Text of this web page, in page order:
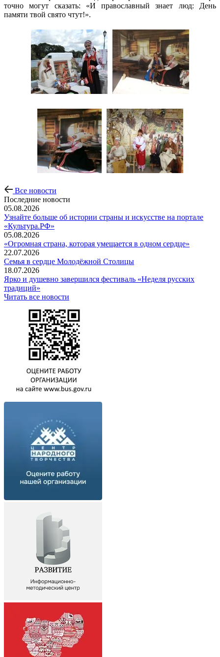
точно могут сказать: «И православный знает люд: День
памяти твой свято чтут!».
Все новости
Последние новости
05.08.2026
Узнайте больше об истории страны и искусстве на портале
«Культура.РФ»
05.08.2026
«Огромная страна, которая умещается в одном сердце»
22.07.2026
Семья в сердце Молодёжной Столицы
18.07.2026
Ярко и душевно завершился фестиваль «Неделя русских
традиций»
Читать все новости